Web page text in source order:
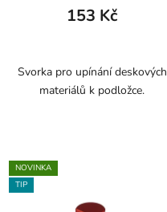
153 Kč
Svorka pro upínání deskových
materiálů k podložce.
NOVINKA
TIP